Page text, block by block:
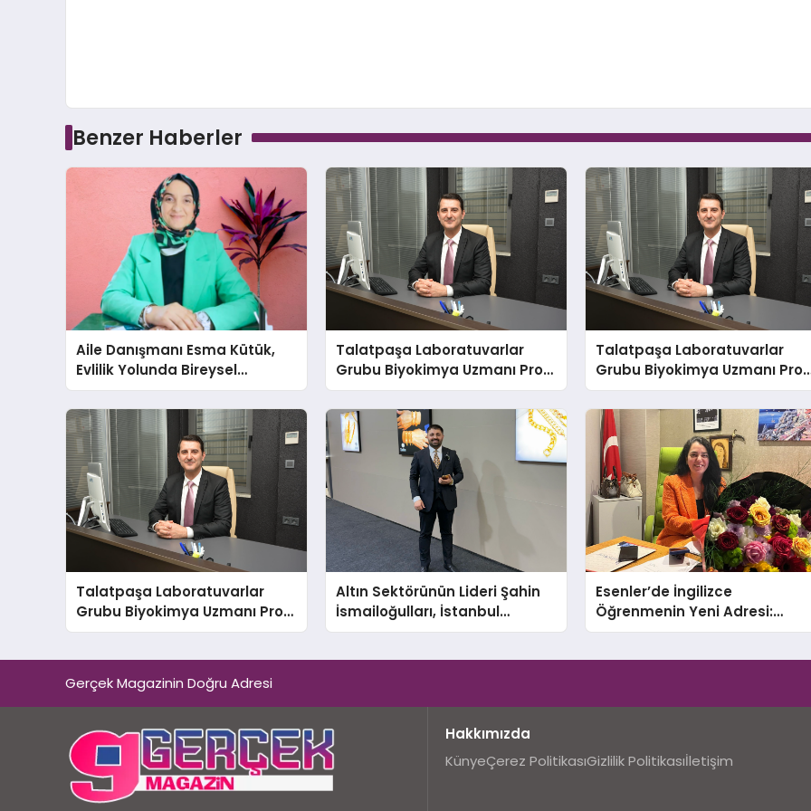
Benzer Haberler
Aile Danışmanı Esma Kütük,
Evlilik Yolunda Bireysel
Farkındalığın ve Sınırların
Gücünü Anlatıyor
Talatpaşa Laboratuvarlar
Grubu Biyokimya Uzmanı Prof.
Dr. Ahmet Var:
Talatpaşa Laboratuvarlar
Grubu Biyokimya Uzmanı
Dr. Ahmet Var:
Talatpaşa Laboratuvarlar
Grubu Biyokimya Uzmanı Prof.
Dr. Ahmet Var:
Altın Sektörünün Lideri Şahin
İsmailoğulları, İstanbul
Mücevher Fuarı’nda Parladı ￼
Esenler’de İngilizce
Öğrenmenin Yeni Adresi:
Büyük Açılış Fırsatıyla %20
Gerçek Magazinin Doğru Adresi
Hakkımızda
KünyeÇerez PolitikasıGizlilik Politikasıİletişim